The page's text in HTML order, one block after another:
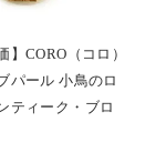
】CORO（コロ）
パール 小鳥のロ
ティーク・ブロ